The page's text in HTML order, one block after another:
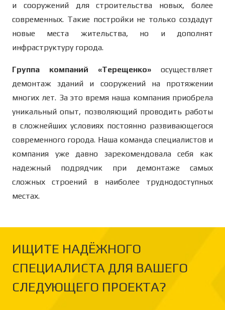
и сооружений для строительства новых, более
современных. Такие постройки не только создадут
новые места жительства, но и дополнят
инфраструктуру города.
Группа компаний «Терещенко» осуществляет
демонтаж зданий и сооружений на протяжении
многих лет. За это время наша компания приобрела
уникальный опыт, позволяющий проводить работы
в сложнейших условиях постоянно развивающегося
современного города. Наша команда специалистов и
компания уже давно зарекомендовала себя как
надежный подрядчик при демонтаже самых
сложных строений в наиболее труднодоступных
местах.
ИЩИТЕ НАДЁЖНОГО
СПЕЦИАЛИСТА ДЛЯ ВАШЕГО
СЛЕДУЮЩЕГО ПРОЕКТА?